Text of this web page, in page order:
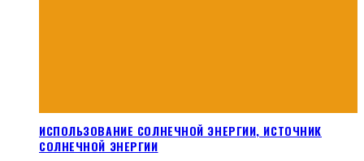
ИСПОЛЬЗОВАНИЕ СОЛНЕЧНОЙ ЭНЕРГИИ, ИСТОЧНИК
СОЛНЕЧНОЙ ЭНЕРГИИ